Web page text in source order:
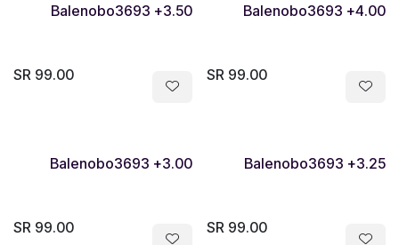
Balenobo3693 +4.00
99.00
Balenobo3693 +3.50
99.00
Balenobo3693 +3.25
99.00
Balenobo3693 +3.00
99.00